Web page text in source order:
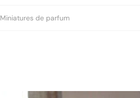
Miniatures de parfum